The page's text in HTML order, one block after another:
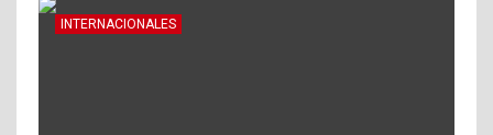
INTERNACIONALES